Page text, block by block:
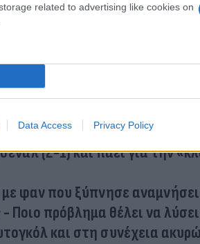
related to advertising like cookies on
Data Access Privacy Policy
καλοπέραση και την απαξίωσή
την καταστροφική της
(2-1) και πάει για την
φαν που ξύπνησε
πρόβλημα θέλει να λύσει
και στη συνέχεια